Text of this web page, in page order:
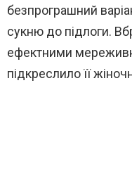
безпрограшний
сукню до підлоги.
ефектними
підкреслило її